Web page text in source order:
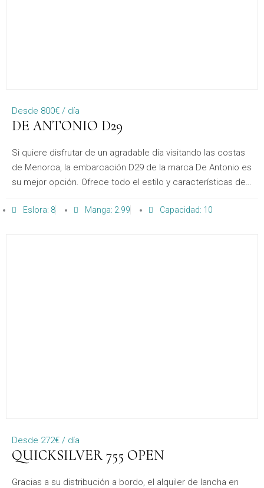
Desde 800€ / día
DE ANTONIO D29
Si quiere disfrutar de un agradable día visitando las costas
de Menorca, la embarcación D29 de la marca De Antonio es
su mejor opción. Ofrece todo el estilo y características del
Eslora: 8 Manga: 2.99 Capacidad: 10
Desde 272€ / día
QUICKSILVER 755 OPEN
Gracias a su distribución a bordo, el alquiler de lancha en